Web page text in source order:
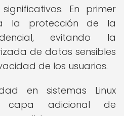
En primer
la protección de la
evitando la
de datos sensibles
de los usuarios.
en sistemas Linux
capa adicional de